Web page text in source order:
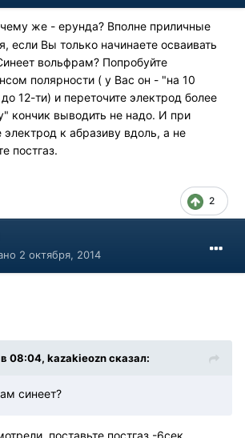
же - ерунда? Вполне приличные
если Вы только начинаете осваивать
вольфрам? Попробуйте
полярности ( у Вас он - "на 10
12-ти) и переточите электрод более
кончик выводить не надо. И при
электрод к абразиву вдоль, а не
постгаз.
2
2 октября, 2014
08:04, kazakieozn сказал:
синеет?